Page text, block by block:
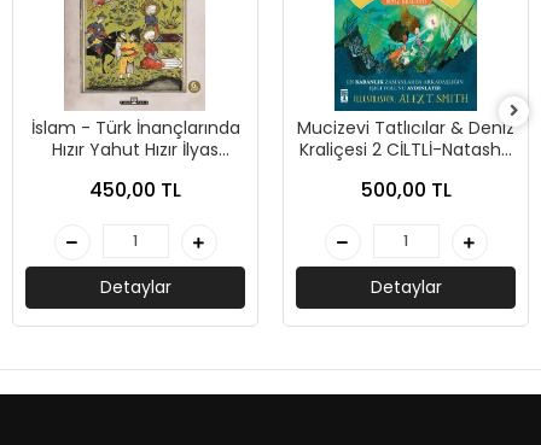
İslam - Türk İnançlarında
Hızır Yahut Hızır İlyas
Ocak-Timaş Tarih
450,00 TL
Detaylar
Mucizevi Tatlıcılar & Deniz
Kraliçesi 2 CİLTLİ-Natasha
500,00 TL
Detaylar